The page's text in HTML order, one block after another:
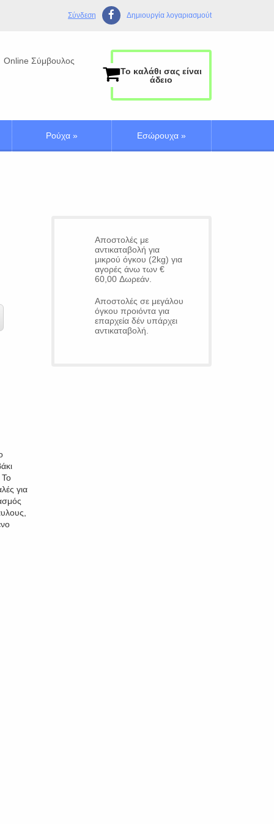
Σύνδεση Δημιουργία λογαριασμούt
Online Σύμβουλος
Το καλάθι σας είναι
άδειο
Ρούχα » Εσώρουχα »
Το
για
Αποστολές με
αντικαταβολή για
μικρού όγκου (2kg) για
αγορές άνω των €
60,00 Δωρεάν.
Αποστολές σε μεγάλου
όγκου προιόντα για
επαρχεία δέν υπάρχει
αντικαταβολή.